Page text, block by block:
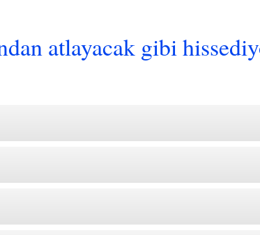
atlayacak gibi